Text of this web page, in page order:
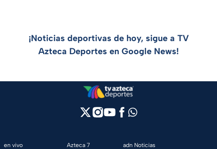
¡Noticias deportivas de hoy, sigue a TV
Azteca Deportes en Google News!
en vivo
Azteca 7
adn Noticias